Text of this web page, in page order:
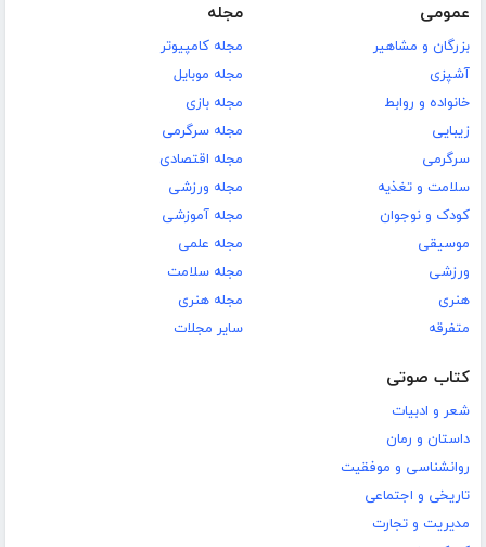
عمومی
بزرگان و مشاهیر
آشپزی
خانواده و روابط
زیبایی
سرگرمی
سلامت و تغذیه
کودک و نوجوان
موسیقی
ورزشی
هنری
متفرقه
مجله
مجله کامپیوتر
مجله موبایل
مجله بازی
مجله سرگرمی
مجله اقتصادی
مجله ورزشی
مجله آموزشی
مجله علمی
مجله سلامت
مجله هنری
سایر مجلات
کتاب صوتی
شعر و ادبیات
داستان و رمان
روانشناسی و موفقیت
تاریخی و اجتماعی
مدیریت و تجارت